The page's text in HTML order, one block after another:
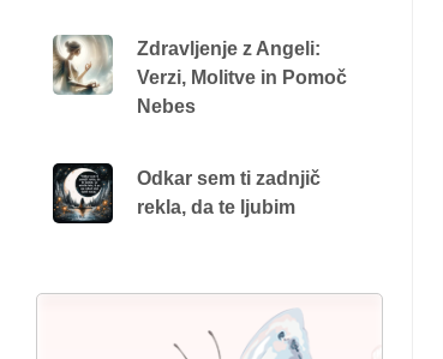
Zdravljenje z Angeli:
Verzi, Molitve in Pomoč
Nebes
Odkar sem ti zadnjič
rekla, da te ljubim